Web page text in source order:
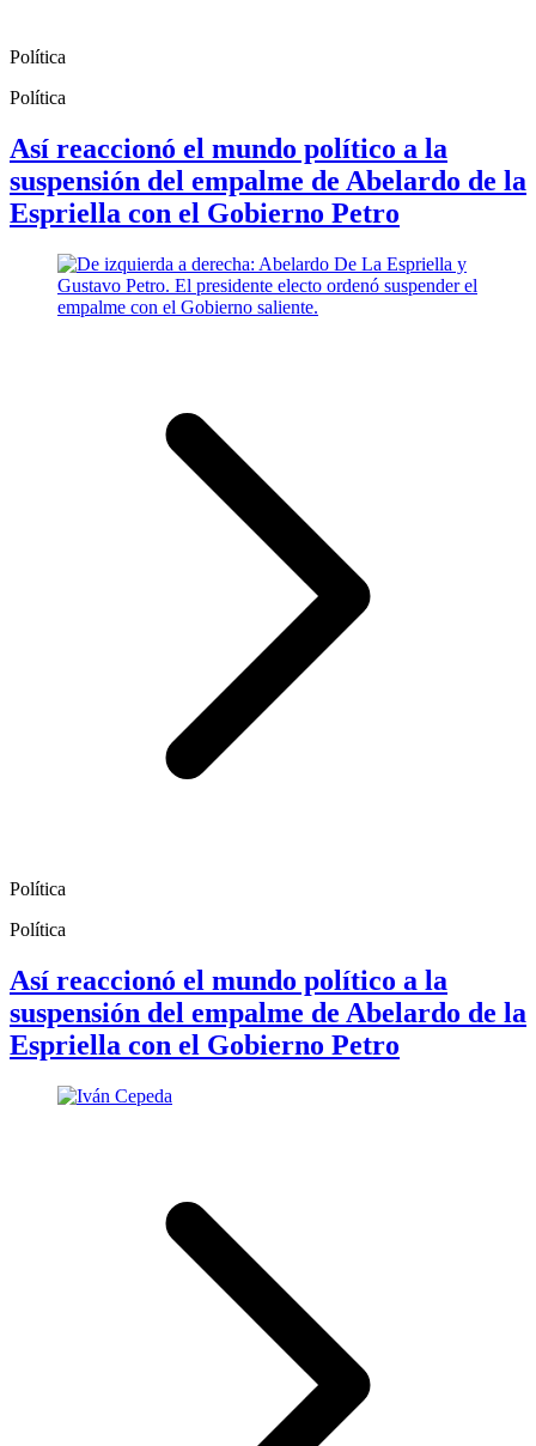
Política
Política
Así reaccionó el mundo político a la
suspensión del empalme de Abelardo de la
Espriella con el Gobierno Petro
Política
Política
Así reaccionó el mundo político a la
suspensión del empalme de Abelardo de la
Espriella con el Gobierno Petro